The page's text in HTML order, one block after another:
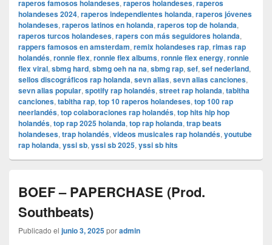
raperos famosos holandeses, raperos holandeses, raperos
holandeses 2024, raperos independientes holanda, raperos jóvenes
holandeses, raperos latinos en holanda, raperos top de holanda,
raperos turcos holandeses, rapers con más seguidores holanda,
rappers famosos en amsterdam, remix holandeses rap, rimas rap
holandés, ronnie flex, ronnie flex albums, ronnie flex energy, ronnie
flex viral, sbmg hard, sbmg oeh na na, sbmg rap, sef, sef nederland,
sellos discográficos rap holanda, sevn alias, sevn alias canciones,
sevn alias popular, spotify rap holandés, street rap holanda, tabitha
canciones, tabitha rap, top 10 raperos holandeses, top 100 rap
neerlandés, top colaboraciones rap holandés, top hits hip hop
holandés, top rap 2025 holanda, top rap holanda, trap beats
holandeses, trap holandés, videos musicales rap holandés, youtube
rap holanda, yssi sb, yssi sb 2025, yssi sb hits
BOEF – PAPERCHASE (Prod.
Southbeats)
Publicado el junio 3, 2025poradmin